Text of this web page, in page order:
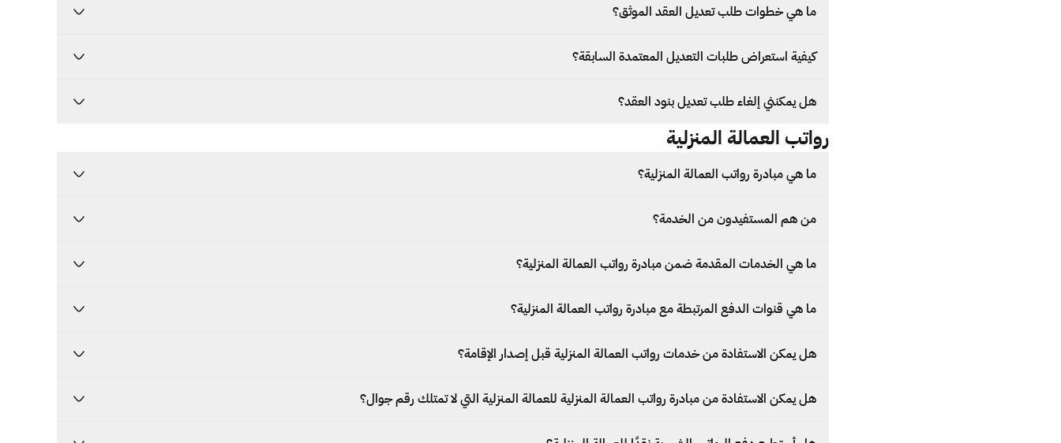
ما هي خطوات طلب تعديل العقد الموثق؟
كيفية استعراض طلبات التعديل المعتمدة السابقة؟
هل يمكنني إلغاء طلب تعديل بنود العقد؟
رواتب العمالة المنزلية
ما هي مبادرة رواتب العمالة المنزلية؟
من هم المستفيدون من الخدمة؟
ما هي الخدمات المقدمة ضمن مبادرة رواتب العمالة المنزلية؟
ما هي قنوات الدفع المرتبطة مع مبادرة رواتب العمالة المنزلية؟
هل يمكن الاستفادة من خدمات رواتب العمالة المنزلية قبل إصدار الإقامة؟
هل يمكن الاستفادة من مبادرة رواتب العمالة المنزلية للعمالة المنزلية التي لا تمتلك رقم جوال؟